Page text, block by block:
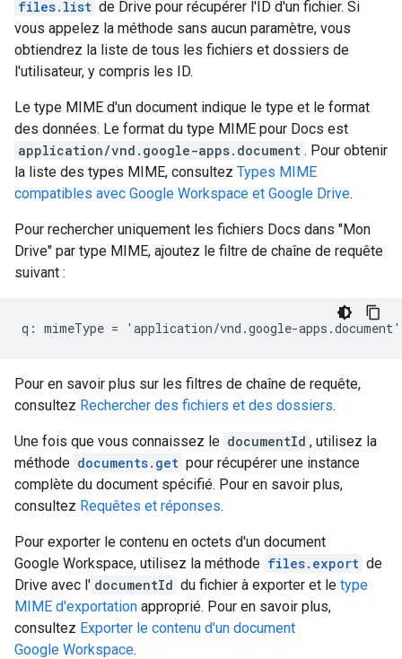
files.list de Drive pour récupérer l'ID d'un fichier. Si
vous appelez la méthode sans aucun paramètre, vous
obtiendrez la liste de tous les fichiers et dossiers de
l'utilisateur, y compris les ID.
Le type MIME d'un document indique le type et le format
des données. Le format du type MIME pour Docs est
application/vnd.google-apps.document . Pour obtenir
la liste des types MIME, consultez Types MIME
compatibles avec Google Workspace et Google Drive.
Pour rechercher uniquement les fichiers Docs dans "Mon
Drive" par type MIME, ajoutez le filtre de chaîne de requête
suivant :
Pour en savoir plus sur les filtres de chaîne de requête,
consultez Rechercher des fichiers et des dossiers.
Une fois que vous connaissez le documentId , utilisez la
méthode documents.get pour récupérer une instance
complète du document spécifié. Pour en savoir plus,
consultez Requêtes et réponses.
Pour exporter le contenu en octets d'un document
Google Workspace, utilisez la méthode files.export de
Drive avec l' documentId du fichier à exporter et le type
MIME d'exportation approprié. Pour en savoir plus,
consultez Exporter le contenu d'un document
Google Workspace.